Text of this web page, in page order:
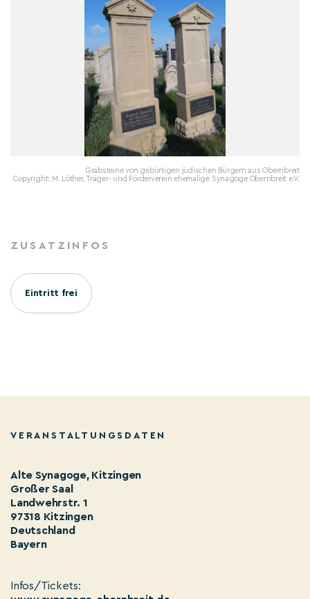
Grabsteine von gebürtigen jüdischen Bürgern aus Obernbreit
Copyright: M. Löther, Träger- und Förderverein ehemalige Synagoge Obernbreit e.V.
ZUSATZINFOS
Eintritt frei
VERANSTALTUNGSDATEN
Alte Synagoge, Kitzingen
Großer Saal
Landwehrstr. 1
97318 Kitzingen
Deutschland
Bayern
Infos/Tickets: